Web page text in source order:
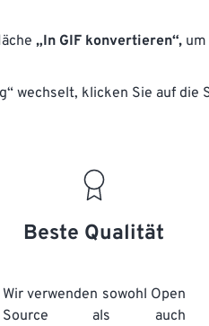
„In GIF konvertieren“,
wechselt, klicken Sie auf die
Beste Qualität
Wir verwenden sowohl Open
Source als auch